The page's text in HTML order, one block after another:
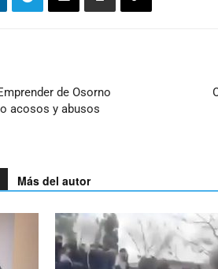
de Osorno
acosos y abusos
Más del autor